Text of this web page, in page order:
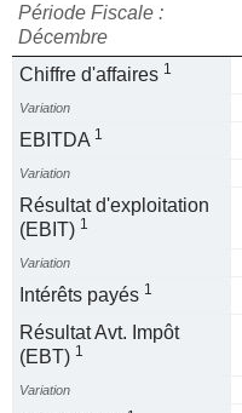
Période Fiscale :
Décembre
Chiffre d'affaires 1
Variation
EBITDA 1
Variation
Résultat d'exploitation
(EBIT) 1
Variation
Intérêts payés 1
Résultat Avt. Impôt
(EBT) 1
Variation